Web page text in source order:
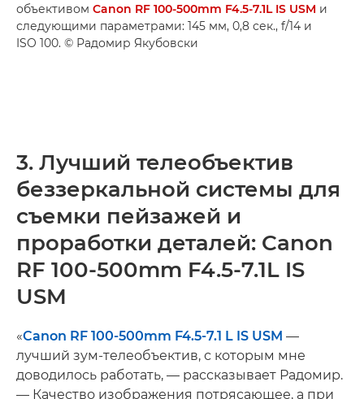
объективом Canon RF 100-500mm F4.5-7.1L IS USM и
следующими параметрами: 145 мм, 0,8 сек., f/14 и
ISO 100. © Радомир Якубовски
3. Лучший телеобъектив
беззеркальной системы для
съемки пейзажей и
проработки деталей: Canon
RF 100-500mm F4.5-7.1L IS
USM
«Canon RF 100-500mm F4.5-7.1 L IS USM —
лучший зум-телеобъектив, с которым мне
доводилось работать, — рассказывает Радомир.
— Качество изображения потрясающее, а при